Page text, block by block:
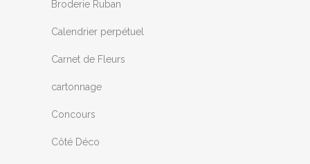
Broderie Ruban
Calendrier perpétuel
Carnet de Fleurs
cartonnage
Concours
Côté Déco